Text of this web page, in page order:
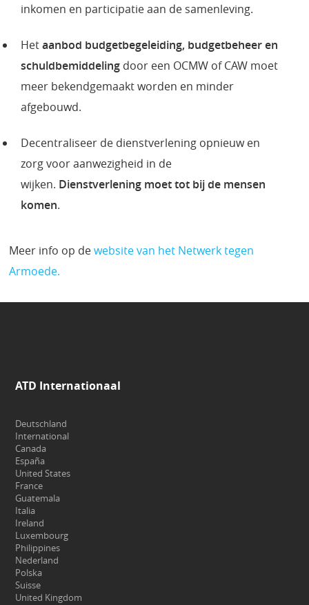
inkomen en participatie aan de samenleving.
Hetaanbod budgetbegeleiding, budgetbeheer en
schuldbemiddelingdoor een OCMW of CAW moet
meer bekendgemaakt worden en minder
afgebouwd.
Decentraliseer de dienstverlening opnieuw en
zorg voor aanwezigheid in de
wijken. Dienstverlening moet tot bij de mensen
komen.
Meer info op dewebsite van het Netwerk tegen
Armoede.
ATD Internationaal
Deutschland
International
Canada
España
United States
France
Guatemala
Italia
Ireland
Luxembourg
Philippines
Nederland
Polska
Suisse
United Kingdom